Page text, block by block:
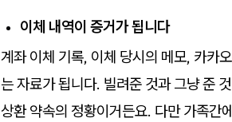
이체 내역이 증거가 됩니다
계좌 이체 기록, 이체 당시의 메모, 카카
는 자료가 됩니다. 빌려준 것과 그냥 준
상환 약속의 정황이거든요. 다만 가족간